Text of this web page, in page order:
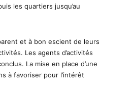
les quartiers jusqu’au
et à bon escient de leurs
Les agents d’activités
La mise en place d’une
à favoriser pour l’intérêt